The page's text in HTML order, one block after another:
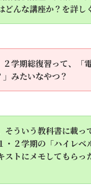
どんな講座か？を詳し
２学期総復習って、「
」みたいなやつ？
そういう教科書に載
・２学期の「ハイレ
ストにメモしてもらっ